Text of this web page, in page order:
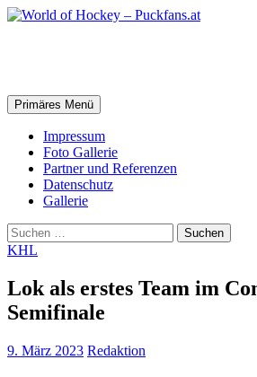
Zum
Suchen
Primäres Menü
Impressum
Foto Gallerie
Partner und Referenzen
Datenschutz
Gallerie
Suchen
nach:
KHL
Lok als erstes Team im
Semifinale
9. März 2023 Redaktion